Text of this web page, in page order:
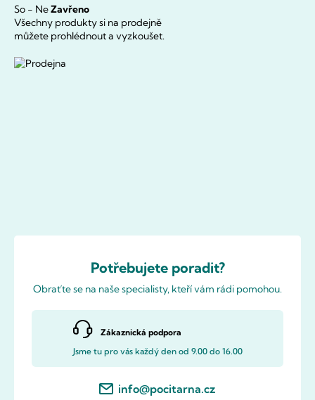
So - NeZavřeno
Všechny produkty si na prodejně
můžete prohlédnout a vyzkoušet.
Potřebujete poradit?
Obraťte se na naše specialisty, kteří vám rádi pomohou.
Zákaznická podpora
Jsme tu pro vás každý den od 9.00 do 16.00
info@pocitarna.cz